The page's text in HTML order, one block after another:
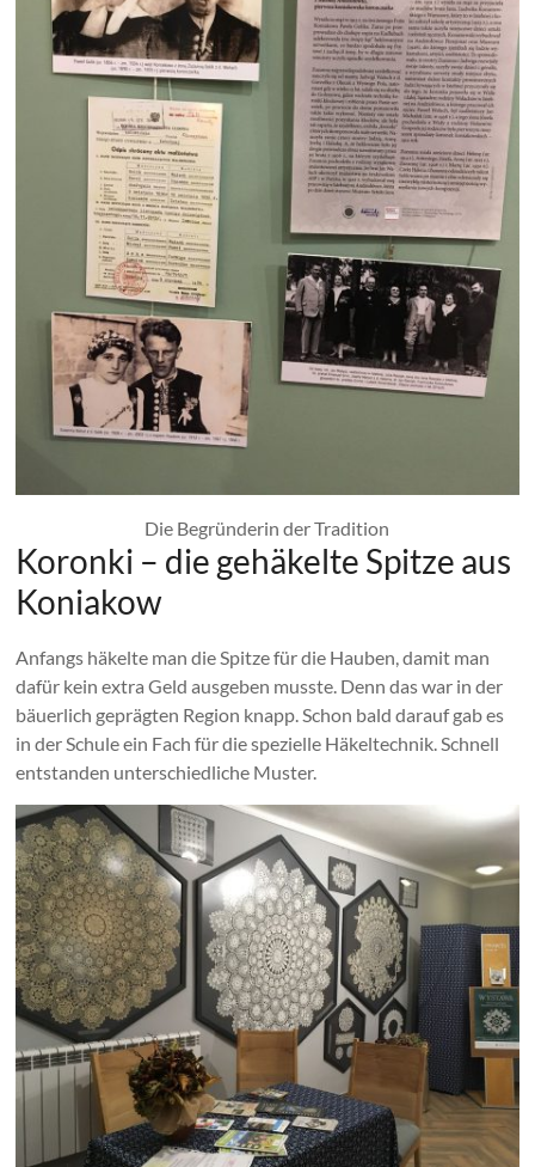
Die Begründerin der Tradition
Koronki – die gehäkelte Spitze aus
Koniakow
Anfangs häkelte man die Spitze für die Hauben, damit man
dafür kein extra Geld ausgeben musste. Denn das war in der
bäuerlich geprägten Region knapp. Schon bald darauf gab es
in der Schule ein Fach für die spezielle Häkeltechnik. Schnell
entstanden unterschiedliche Muster.